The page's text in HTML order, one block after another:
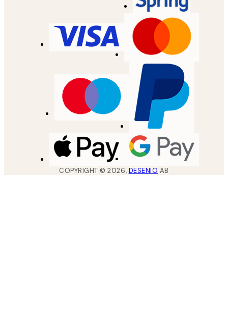
COPYRIGHT ©2026, DESENIO AB